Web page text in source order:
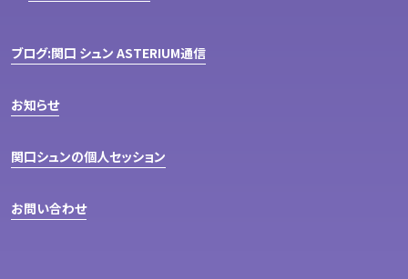
ブログ:関口 シュン ASTERIUM通信
お知らせ
関口シュンの個人セッション
お問い合わせ